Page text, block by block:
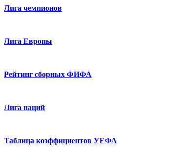
Лига чемпионов
Лига Европы
Рейтинг сборных ФИФА
Лига наций
Таблица коэффициентов УЕФА